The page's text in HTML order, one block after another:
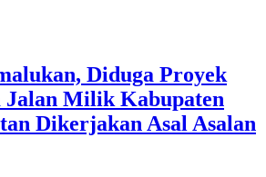
Diduga Proyek
Jalan Milik Kabupaten
Dikerjakan Asal Asalan